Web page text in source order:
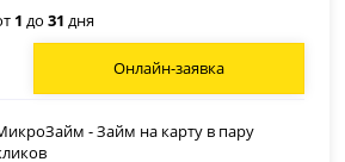
1 до31 дня
Онлайн-заявка
- Займ на карту в пару